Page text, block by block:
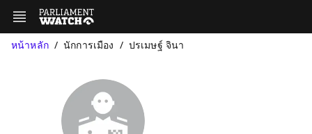
หน้าหลัก นักการเมือง ปรเมษฐ์ จินา